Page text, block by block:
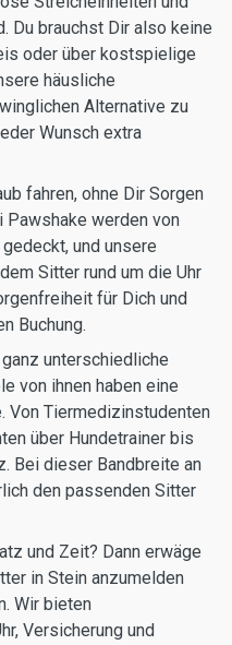
Du brauchst Dir also keine
oder über kostspielige
häusliche
Alternative zu
Wunsch extra
fahren, ohne Dir Sorgen
Pawshake werden von
und unsere
Sitter rund um die Uhr
für Dich und
Buchung.
unterschiedliche
von ihnen haben eine
Von Tiermedizinstudenten
über Hundetrainer bis
Bei dieser Bandbreite an
den passenden Sitter
und Zeit? Dann erwäge
in Stein anzumelden
Wir bieten
Versicherung und